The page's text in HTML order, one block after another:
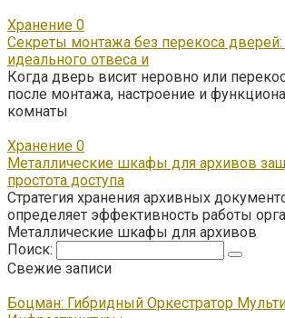
Хранение 0
Секреты монтажа без перекоса дверей:
идеального отвеса и
Когда дверь висит неровно или
после монтажа, настроение и
комнаты
Хранение 0
Металлические шкафы для архивов
простота доступа
Стратегия хранения архивных
определяет эффективность работы
Металлические шкафы для архивов
Поиск:
Свежие записи
Боцман: Гибридный Оркестратор